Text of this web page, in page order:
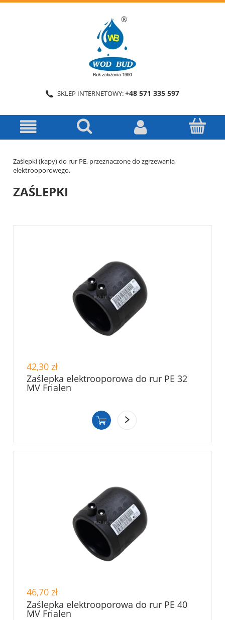
SKLEP INTERNETOWY:+48 571 335 597
Zaślepki (kapy) do rur PE, przeznaczone do zgrzewania
elektrooporowego.
ZAŚLEPKI
42,30 zł
Zaślepka elektrooporowa do rur PE 32
MV Frialen
46,70 zł
Zaślepka elektrooporowa do rur PE 40
MV Frialen